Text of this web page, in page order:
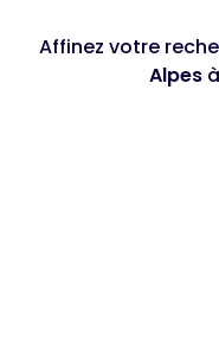
Affinez votre
Alpesà